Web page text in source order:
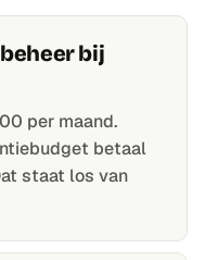
bij
per maand.
betaal
staat los van